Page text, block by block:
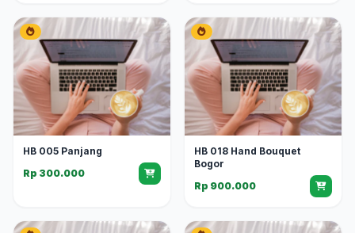
HB 005 Panjang
Rp 300.000
HB 018 Hand Bouquet
Bogor
Rp 900.000